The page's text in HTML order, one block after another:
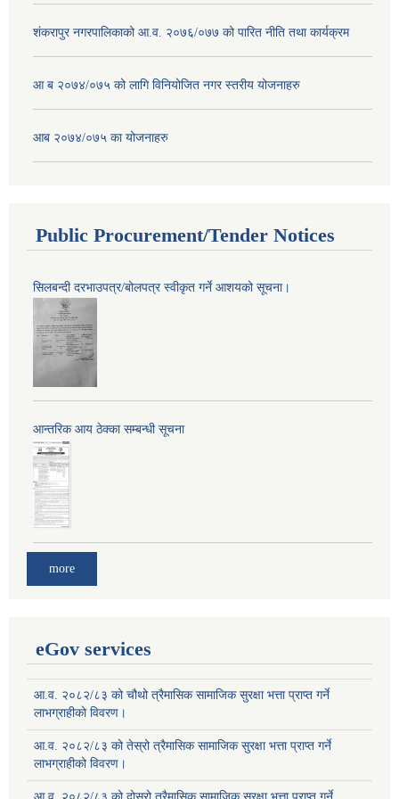
शंकरापुर नगरपालिकाको आ.व. २०७६/०७७ को पारित नीति तथा कार्यक्रम
आ ब २०७४/०७५ को लागि विनियोजित नगर स्तरीय योजनाहरु
आब २०७४/०७५ का योजनाहरु
Public Procurement/Tender Notices
सिलबन्दी दरभाउपत्र/बोलपत्र स्वीकृत गर्ने आशयको सूचना।
आन्तरिक आय ठेक्का सम्बन्धी सूचना
more
eGov services
आ.व. २०८२/८३ को चौथो त्रैमासिक सामाजिक सुरक्षा भत्ता प्राप्त गर्ने
लाभग्राहीको विवरण।
आ.व. २०८२/८३ को तेस्रो त्रैमासिक सामाजिक सुरक्षा भत्ता प्राप्त गर्ने
लाभग्राहीको विवरण।